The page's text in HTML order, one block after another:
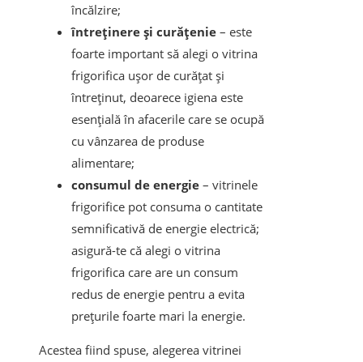
încălzire;
întreținere și curățenie – este
foarte important să alegi o vitrina
frigorifica ușor de curățat și
întreținut, deoarece igiena este
esențială în afacerile care se ocupă
cu vânzarea de produse
alimentare;
consumul de energie – vitrinele
frigorifice pot consuma o cantitate
semnificativă de energie electrică;
asigură-te că alegi o vitrina
frigorifica care are un consum
redus de energie pentru a evita
prețurile foarte mari la energie.
Acestea fiind spuse, alegerea vitrinei